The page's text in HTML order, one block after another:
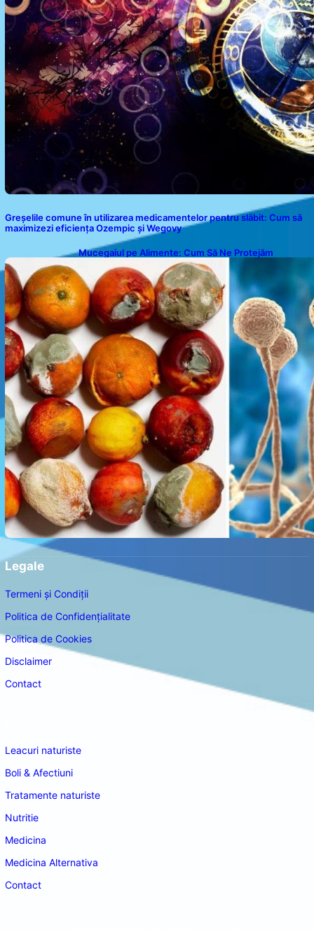
Greșelile comune în utilizarea medicamentelor pentru slăbit: Cum să
maximizezi eficiența Ozempic și Wegovy
Mucegaiul pe Alimente: Cum Să Ne Protejăm
Legale
Termeni și Condiții
Politica de Confidențialitate
Politica de Cookies
Disclaimer
Contact
Leacuri naturiste
Boli & Afectiuni
Tratamente naturiste
Nutritie
Medicina
Medicina Alternativa
Contact